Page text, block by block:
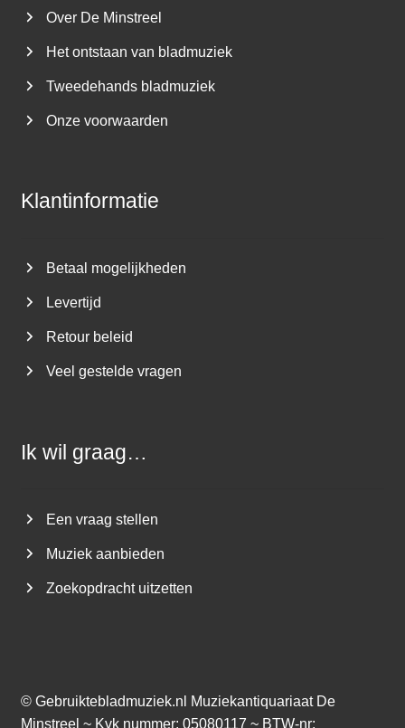
Over De Minstreel
Het ontstaan van bladmuziek
Tweedehands bladmuziek
Onze voorwaarden
Klantinformatie
Betaal mogelijkheden
Levertijd
Retour beleid
Veel gestelde vragen
Ik wil graag…
Een vraag stellen
Muziek aanbieden
Zoekopdracht uitzetten
© Gebruiktebladmuziek.nl
Muziekantiquariaat De
Minstreel ~ Kvk nummer: 05080117 ~ BTW-nr: